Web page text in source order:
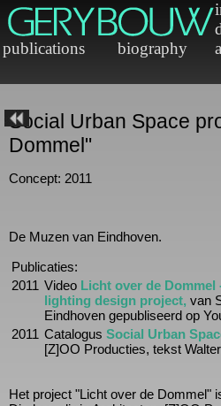
Social Urban Space
Dommel"
Concept: 2011
Publicaties:
VideoLicht over de
lighting design project,van
Eindhoven gepubliseerd op
CatalogusSocial Urban